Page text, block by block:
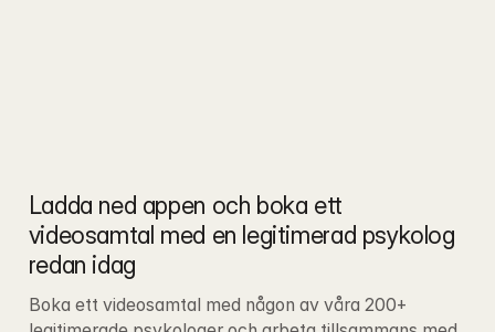
Ladda ned appen och boka ett
videosamtal med en legitimerad psykolog
redan idag
Boka ett videosamtal med någon av våra 200+